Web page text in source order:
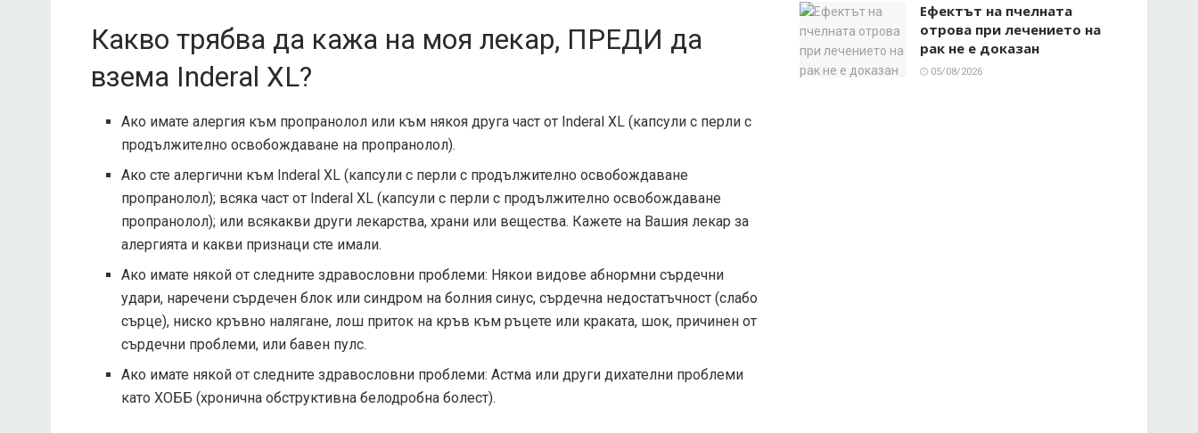
Какво трябва да кажа на моя лекар, ПРЕДИ да
взема Inderal XL?
Ако имате алергия към пропранолол или към някоя друга част от Inderal XL (капсули с перли с
продължително освобождаване на пропранолол).
Ако сте алергични към Inderal XL (капсули с перли с продължително освобождаване
пропранолол); всяка част от Inderal XL (капсули с перли с продължително освобождаване
пропранолол); или всякакви други лекарства, храни или вещества. Кажете на Вашия лекар за
алергията и какви признаци сте имали.
Ако имате някой от следните здравословни проблеми: Някои видове абнормни сърдечни
удари, наречени сърдечен блок или синдром на болния синус, сърдечна недостатъчност (слабо
сърце), ниско кръвно налягане, лош приток на кръв към ръцете или краката, шок, причинен от
сърдечни проблеми, или бавен пулс.
Ако имате някой от следните здравословни проблеми: Астма или други дихателни проблеми
като ХОББ (хронична обструктивна белодробна болест).
Ефектът на пчелната
отрова при лечението на
рак не е доказан
05/08/2026